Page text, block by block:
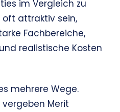
im Vergleich zu
attraktiv sein,
Fachbereiche,
realistische Kosten
mehrere Wege.
Merit